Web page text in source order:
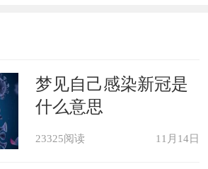
梦见自己感染新冠是
什么意思
23325阅读 11月14日